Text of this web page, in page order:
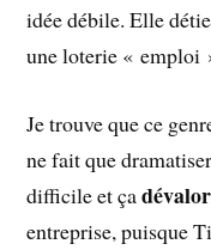
idée débile. Elle
une loterie « emploi
Je trouve que ce
ne fait que
difficile et ça
entreprise, puisque